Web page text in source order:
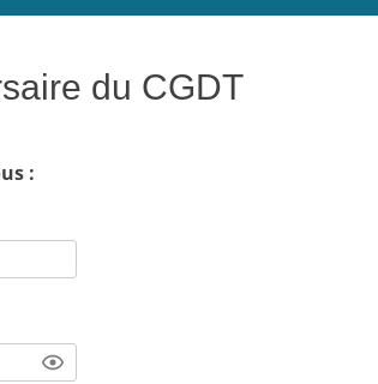
du CGDT
: